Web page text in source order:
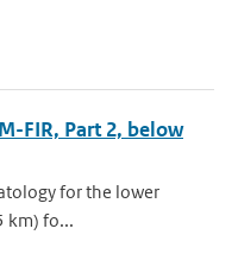
FIR, Part 2, below
for the lower
km) fo...